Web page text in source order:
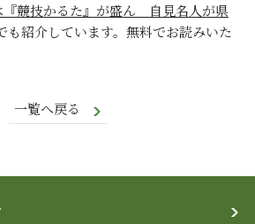
競技かるた』が盛ん 自見名人が県
も紹介しています。無料でお読みいた
一覧へ戻る